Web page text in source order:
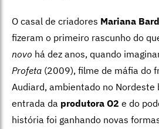
O casal de criadores Mariana
fizeram o primeiro rascunho do
novo há dez anos, quando
Profeta (2009), filme de máfia do
Audiard, ambientado no Nordeste
entrada da produtora O2 e do
história foi ganhando novas